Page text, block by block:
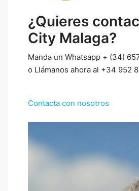
¿Quieres
City Malaga?
Manda un Whatsapp + (34)
o Llámanos ahora al +34 952
Contacta con nosotros